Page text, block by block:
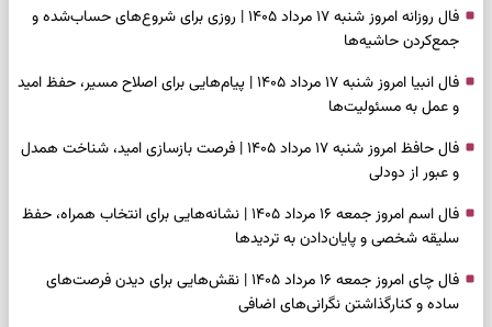
فال روزانه امروز شنبه ۱۷ مرداد ۱۴۰۵ | روزی برای شروع‌های حساب‌شده و
جمع‌کردن حاشیه‌ها
فال انبیا امروز شنبه ۱۷ مرداد ۱۴۰۵ | پیام‌هایی برای اصلاح مسیر، حفظ امید
و عمل به مسئولیت‌ها
فال حافظ امروز شنبه ۱۷ مرداد ۱۴۰۵ | فرصت بازسازی امید، شناخت همدل
و عبور از دودلی
فال اسم امروز جمعه ۱۶ مرداد ۱۴۰۵ | نشانه‌هایی برای انتخاب همراه، حفظ
سلیقه شخصی و پایان‌دادن به تردیدها
فال چای امروز جمعه ۱۶ مرداد ۱۴۰۵ | نقش‌هایی برای دیدن فرصت‌های
ساده و کنارگذاشتن نگرانی‌های اضافی